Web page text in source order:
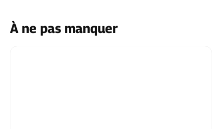
À ne pas manquer